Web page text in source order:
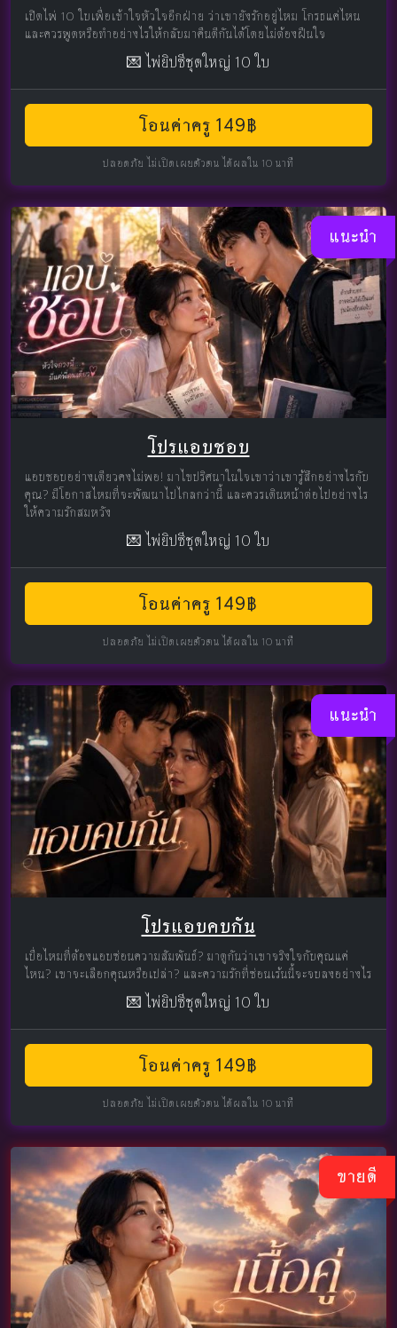
เปิดไพ่ 10 ใบเพื่อเข้าใจหัวใจอีกฝ่าย ว่าเขายังรักอยู่ไหม โกรธแค่ไหน
และควรพูดหรือทำอย่างไรให้กลับมาคืนดีกันได้โดยไม่ต้องฝืนใจ
💌 ไพ่ยิปซีชุดใหญ่ 10 ใบ
โอนค่าครู 149฿
ปลอดภัย ไม่เปิดเผยตัวตน ได้ผลใน 10 นาที
แนะนำ
โปรแอบชอบ
แอบชอบอย่างเดียวคงไม่พอ! มาไขปริศนาในใจเขาว่าเขารู้สึกอย่างไรกับ
คุณ? มีโอกาสไหมที่จะพัฒนาไปไกลกว่านี้ และควรเดินหน้าต่อไปอย่างไร
ให้ความรักสมหวัง
💌 ไพ่ยิปซีชุดใหญ่ 10 ใบ
โอนค่าครู 149฿
ปลอดภัย ไม่เปิดเผยตัวตน ได้ผลใน 10 นาที
แนะนำ
โปรแอบคบกัน
เบื่อไหมที่ต้องแอบซ่อนความสัมพันธ์? มาดูกันว่าเขาจริงใจกับคุณแค่
ไหน? เขาจะเลือกคุณหรือเปล่า? และความรักที่ซ่อนเร้นนี้จะจบลงอย่างไร
💌 ไพ่ยิปซีชุดใหญ่ 10 ใบ
โอนค่าครู 149฿
ปลอดภัย ไม่เปิดเผยตัวตน ได้ผลใน 10 นาที
ขายดี